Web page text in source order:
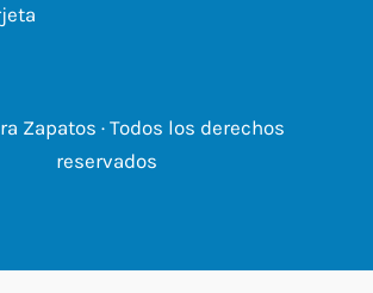
Zapatos · Todos los derechos
reservados